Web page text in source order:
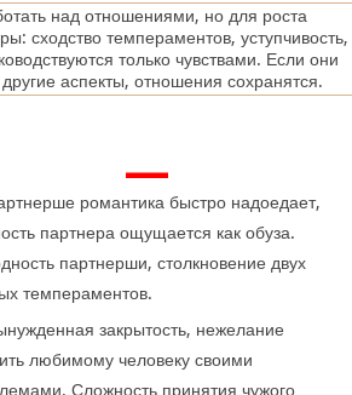
над отношениями, но для роста
сходство темпераментов, уступчивость,
только чувствами. Если они
аспекты, отношения сохранятся.
—
романтика быстро надоедает,
партнера ощущается как обуза.
партнерши, столкновение двух
темпераментов.
закрытость, нежелание
любимому человеку своими
Сложность принятия чужого